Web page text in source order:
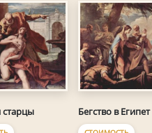
старцы Бегство в Египет